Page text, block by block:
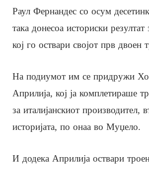
Раул Фернандес со осум
така донесоа историски резултат
кој го оствари својот прв двоен
На подиумот им се придружи
Априлија, кој ја комплетираше
за италијанскиот производител,
историјата, по онаа во Муџело.
И додека Априлија оствари